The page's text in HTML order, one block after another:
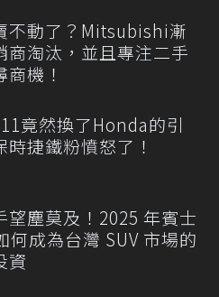
不動了？Mitsubishi漸
商淘汰，並且專注二手
商機！
竟然換了Honda的引
時捷鐵粉憤怒了！
望塵莫及！2025 年賓士
何成為台灣 SUV 市場的
資